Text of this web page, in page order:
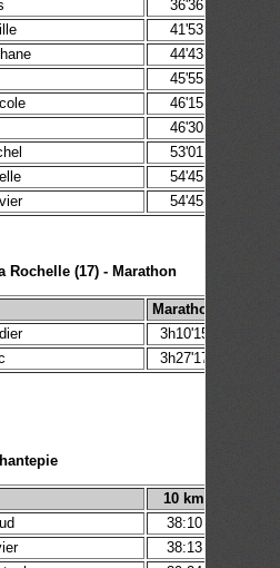
36'36
41'53
44'43
45'55
46'15
46'30
53'01
54'45
54'45
Rochelle (17) - Marathon
Marathon
3h10'15
3h27'17
10 km
38:10
38:13